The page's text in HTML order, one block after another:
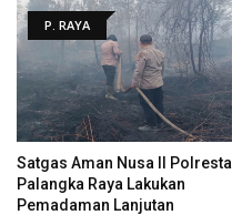
P. RAYA
Satgas Aman Nusa II Polresta
Palangka Raya Lakukan
Pemadaman Lanjutan